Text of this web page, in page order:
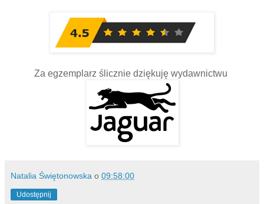
Za egzemplarz ślicznie dziękuję wydawnictwu
Natalia Świętonowska o 09:58:00
Udostępnij